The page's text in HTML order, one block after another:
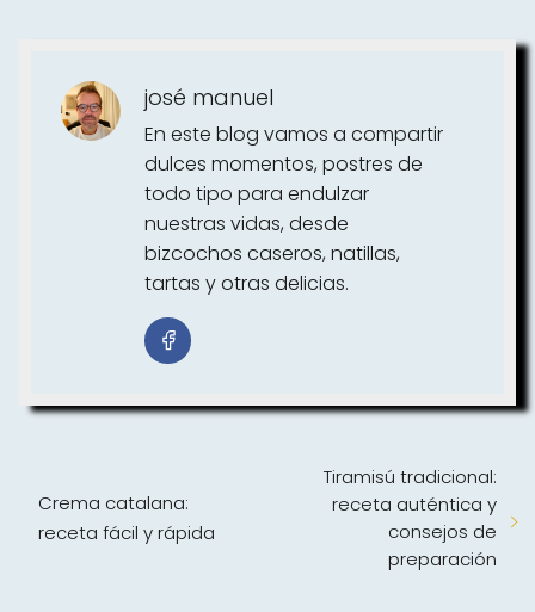
josé manuel
En este blog vamos a compartir
dulces momentos, postres de
todo tipo para endulzar
nuestras vidas, desde
bizcochos caseros, natillas,
tartas y otras delicias.
Crema catalana:
receta fácil y rápida
Tiramisú tradicional:
receta auténtica y
consejos de
preparación